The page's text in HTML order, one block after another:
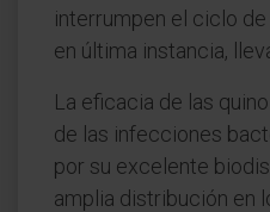
interrumpen el ciclo
en última instancia,
La eficacia de las
de las infecciones
por su excelente
amplia distribución en